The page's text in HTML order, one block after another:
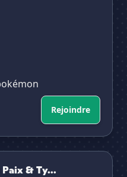
Rejoindre
Paix & Ty...